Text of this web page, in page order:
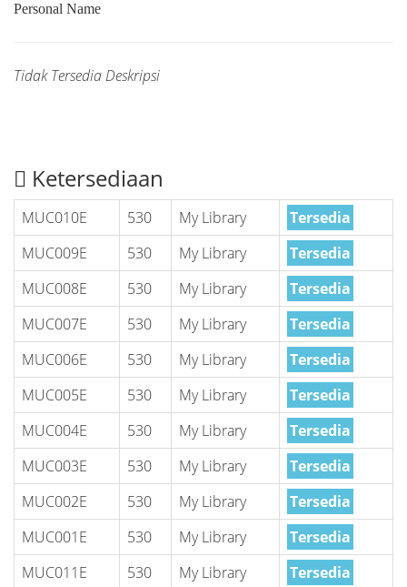
Personal Name
Tidak Tersedia Deskripsi
Ketersediaan
MUC010E 530 My Library
Tersedia
MUC009E
530 My Library
Tersedia
MUC008E
530 My Library
Tersedia
MUC007E
530 My Library
Tersedia
MUC006E
530 My Library
Tersedia
MUC005E
530 My Library
Tersedia
MUC004E
530 My Library
Tersedia
MUC003E
530 My Library
Tersedia
MUC002E
530 My Library
Tersedia
MUC001E
530 My Library
Tersedia
MUC011E
530 My Library
Tersedia